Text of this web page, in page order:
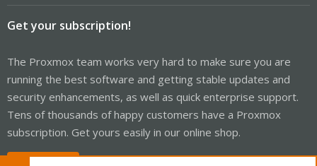
Get your subscription!
The Proxmox team works very hard to make sure you are
running the best software and getting stable updates and
security enhancements, as well as quick enterprise support.
Tens of thousands of happy customers have a Proxmox
subscription. Get yours easily in our online shop.